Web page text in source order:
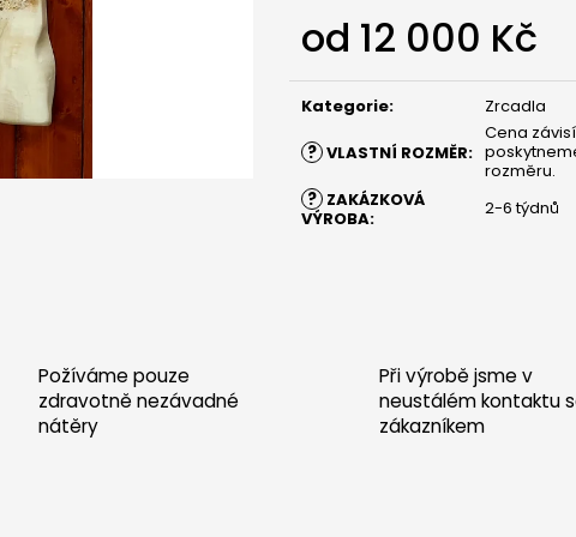
od 12 000 Kč
cena:
Kategorie: Zrcadla
? VLASTNÍ ROZMĚR:
Cena
rozměru.
? ZAKÁZKOVÁ
VÝROBA: 2-6 týdnů
Požíváme pouze
zdravotně nezávadné
nátěry
Při výrobě jsme v
neustálém kontaktu
zákazníkem
POSTEL SARDINIE - DUB BEZ ŠUPLÍKŮ
30 000 Kč
POSTEL SARDINIE -
30 000 Kč